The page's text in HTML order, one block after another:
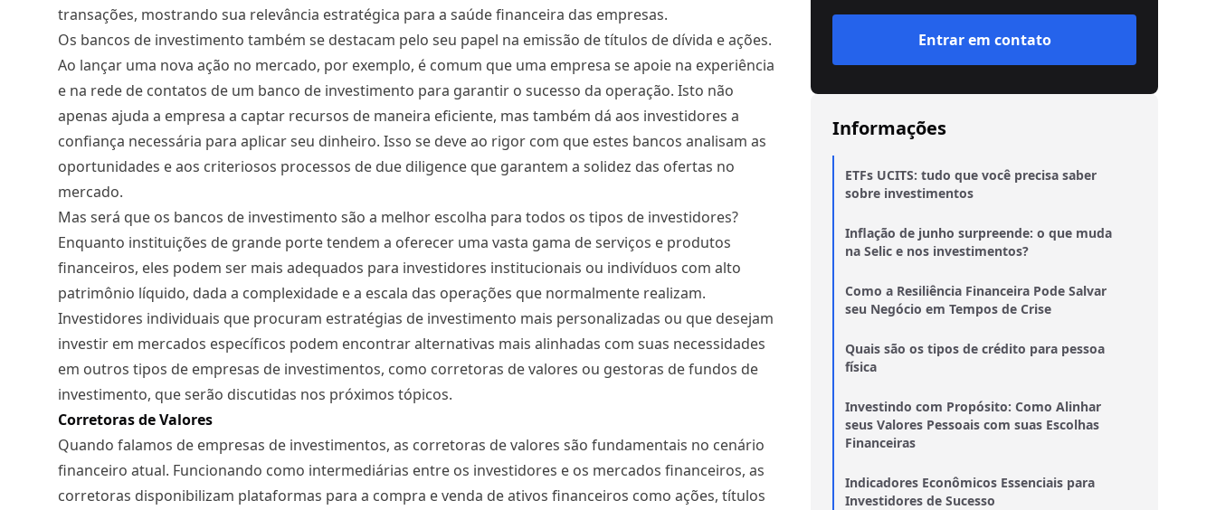
transações, mostrando sua relevância estratégica para a saúde financeira das empresas.
Os bancos de investimento também se destacam pelo seu papel na emissão de títulos de dívida e ações.
Ao lançar uma nova ação no mercado, por exemplo, é comum que uma empresa se apoie na experiência
e na rede de contatos de um banco de investimento para garantir o sucesso da operação. Isto não
apenas ajuda a empresa a captar recursos de maneira eficiente, mas também dá aos investidores a
confiança necessária para aplicar seu dinheiro. Isso se deve ao rigor com que estes bancos analisam as
oportunidades e aos criteriosos processos de due diligence que garantem a solidez das ofertas no
mercado.
Mas será que os bancos de investimento são a melhor escolha para todos os tipos de investidores?
Enquanto instituições de grande porte tendem a oferecer uma vasta gama de serviços e produtos
financeiros, eles podem ser mais adequados para investidores institucionais ou indivíduos com alto
patrimônio líquido, dada a complexidade e a escala das operações que normalmente realizam.
Investidores individuais que procuram estratégias de investimento mais personalizadas ou que desejam
investir em mercados específicos podem encontrar alternativas mais alinhadas com suas necessidades
em outros tipos de empresas de investimentos, como corretoras de valores ou gestoras de fundos de
investimento, que serão discutidas nos próximos tópicos.
Corretoras de Valores
Quando falamos de empresas de investimentos, as corretoras de valores são fundamentais no cenário
financeiro atual. Funcionando como intermediárias entre os investidores e os mercados financeiros, as
corretoras disponibilizam plataformas para a compra e venda de ativos financeiros como ações, títulos
Entrar em contato
Informações
ETFs UCITS: tudo que você precisa saber
sobre investimentos
Inflação de junho surpreende: o que muda
na Selic e nos investimentos?
Como a Resiliência Financeira Pode Salvar
seu Negócio em Tempos de Crise
Quais são os tipos de crédito para pessoa
física
Investindo com Propósito: Como Alinhar
seus Valores Pessoais com suas Escolhas
Financeiras
Indicadores Econômicos Essenciais para
Investidores de Sucesso